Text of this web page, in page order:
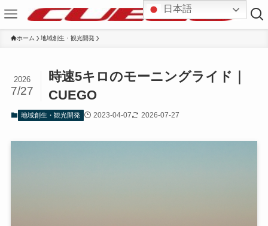
ホーム 地域創生・観光開発
時速5キロのモーニングライド｜
CUEGO
2026
7/27
地域創生・観光開発 2023-04-07 2026-07-27
日本語